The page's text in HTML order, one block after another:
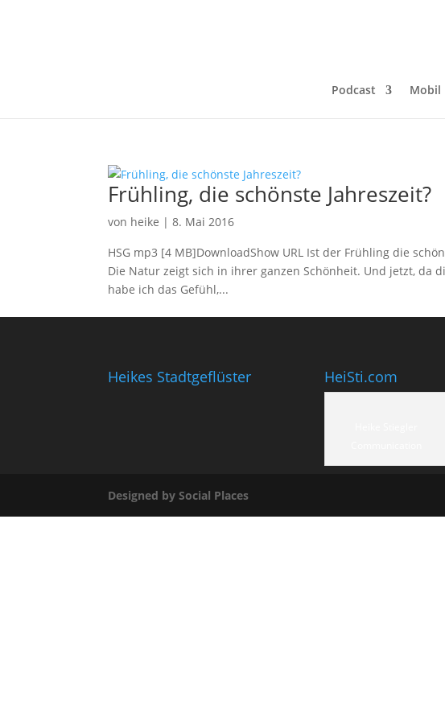
Podcast Mobil
Frühling, die schönste Jahreszeit?
von heike |8. Mai 2016
HSG mp3 [4 MB]DownloadShow URL Ist der Frühling die
Die Natur zeigt sich in ihrer ganzen Schönheit. Und jetzt, da
habe ich das Gefühl,...
Heikes Stadtgeflüster HeiSti.com
Designed by Social Places